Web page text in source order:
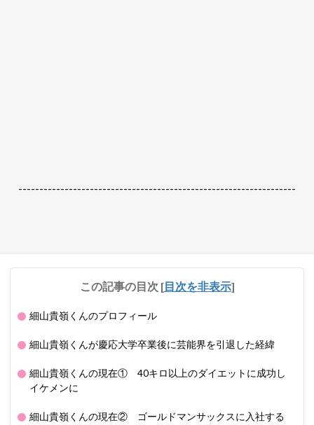
------------------------------------------------------------------
この記事の目次 [目次を非表示]
細山貴嶺くんのプロフィール
細山貴嶺くんが慶応大学卒業後に芸能界を引退した経緯
細山貴嶺くんの現在① 40キロ以上のダイエットに成功し
イケメンに
細山貴嶺くんの現在② ゴールドマンサックスに入社する